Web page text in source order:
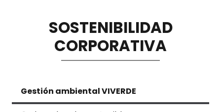
SOSTENIBILIDAD
CORPORATIVA
Gestión ambiental VIVERDE